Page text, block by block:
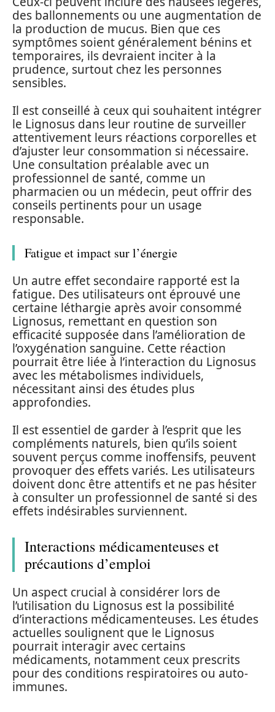
des ballonnements ou une augmentation de
la production de mucus. Bien que ces
symptômes soient généralement bénins et
temporaires, ils devraient inciter à la
prudence, surtout chez les personnes
sensibles.
Il est conseillé à ceux qui souhaitent intégrer
le Lignosus dans leur routine de surveiller
attentivement leurs réactions corporelles et
d’ajuster leur consommation si nécessaire.
Une consultation préalable avec un
professionnel de santé, comme un
pharmacien ou un médecin, peut offrir des
conseils pertinents pour un usage
responsable.
Fatigue et impact sur l’énergie
Un autre effet secondaire rapporté est la
fatigue. Des utilisateurs ont éprouvé une
certaine léthargie après avoir consommé
Lignosus, remettant en question son
efficacité supposée dans l’amélioration de
l’oxygénation sanguine. Cette réaction
pourrait être liée à l’interaction du Lignosus
avec les métabolismes individuels,
nécessitant ainsi des études plus
approfondies.
Il est essentiel de garder à l’esprit que les
compléments naturels, bien qu’ils soient
souvent perçus comme inoffensifs, peuvent
provoquer des effets variés. Les utilisateurs
doivent donc être attentifs et ne pas hésiter
à consulter un professionnel de santé si des
effets indésirables surviennent.
Interactions médicamenteuses et
précautions d’emploi
Un aspect crucial à considérer lors de
l’utilisation du Lignosus est la possibilité
d’interactions médicamenteuses. Les études
actuelles soulignent que le Lignosus
pourrait interagir avec certains
médicaments, notamment ceux prescrits
pour des conditions respiratoires ou auto-
immunes.